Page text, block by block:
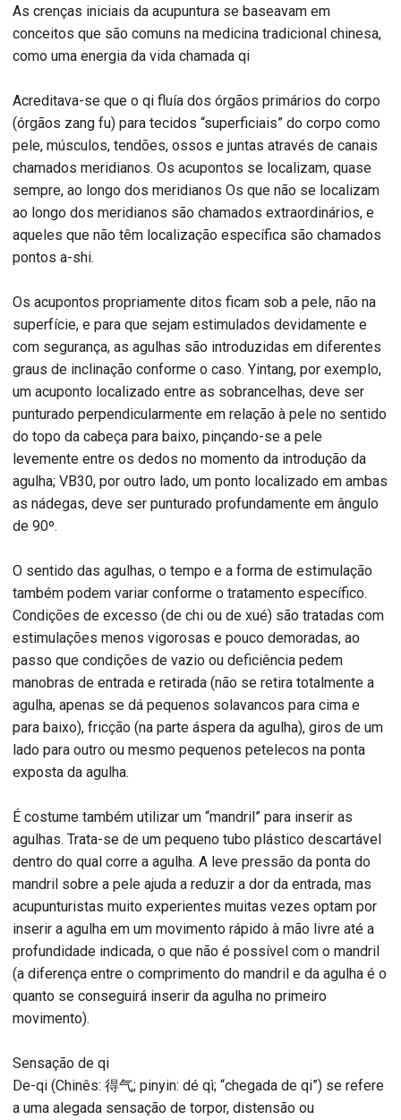
As crenças iniciais da acupuntura se baseavam em
conceitos que são comuns na medicina tradicional chinesa,
como uma energia da vida chamada qi
Acreditava-se que o qi fluía dos órgãos primários do corpo
(órgãos zang fu) para tecidos “superficiais” do corpo como
pele, músculos, tendões, ossos e juntas através de canais
chamados meridianos. Os acupontos se localizam, quase
sempre, ao longo dos meridianos Os que não se localizam
ao longo dos meridianos são chamados extraordinários, e
aqueles que não têm localização específica são chamados
pontos a-shi.
Os acupontos propriamente ditos ficam sob a pele, não na
superfície, e para que sejam estimulados devidamente e
com segurança, as agulhas são introduzidas em diferentes
graus de inclinação conforme o caso. Yintang, por exemplo,
um acuponto localizado entre as sobrancelhas, deve ser
punturado perpendicularmente em relação à pele no sentido
do topo da cabeça para baixo, pinçando-se a pele
levemente entre os dedos no momento da introdução da
agulha; VB30, por outro lado, um ponto localizado em ambas
as nádegas, deve ser punturado profundamente em ângulo
de 90º.
O sentido das agulhas, o tempo e a forma de estimulação
também podem variar conforme o tratamento específico.
Condições de excesso (de chi ou de xué) são tratadas com
estimulações menos vigorosas e pouco demoradas, ao
passo que condições de vazio ou deficiência pedem
manobras de entrada e retirada (não se retira totalmente a
agulha, apenas se dá pequenos solavancos para cima e
para baixo), fricção (na parte áspera da agulha), giros de um
lado para outro ou mesmo pequenos petelecos na ponta
exposta da agulha.
É costume também utilizar um “mandril” para inserir as
agulhas. Trata-se de um pequeno tubo plástico descartável
dentro do qual corre a agulha. A leve pressão da ponta do
mandril sobre a pele ajuda a reduzir a dor da entrada, mas
acupunturistas muito experientes muitas vezes optam por
inserir a agulha em um movimento rápido à mão livre até a
profundidade indicada, o que não é possível com o mandril
(a diferença entre o comprimento do mandril e da agulha é o
quanto se conseguirá inserir da agulha no primeiro
movimento).
Sensação de qi
De-qi (Chinês: 得气; pinyin: dé qì; “chegada de qi”) se refere
a uma alegada sensação de torpor, distensão ou